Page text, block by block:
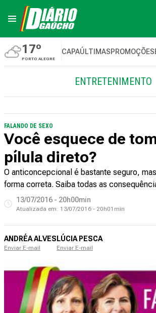
17º
PORTO ALEGRE
CAPAÚLTIMASPROMOÇÕES
ENTRETENIMENTO
FALANDO DE SEXO
Você esquece de
pílula direto?
O anticoncepcional é bastante seguro,
forma correta. Saiba todas as
13/07/2016 - 20h00min
Atualizada em: 13/07/2016 - 20h01min
ANDRÉA ALVES
Enviar E-mail
LÚCIA PESCA
Enviar E-mail